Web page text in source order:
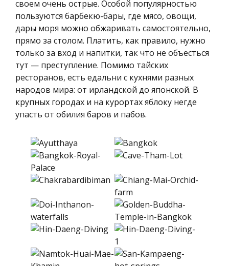
своем очень острые. Особой популярностью
пользуются барбекю-бары, где мясо, овощи,
дары моря можно обжаривать самостоятельно,
прямо за столом. Платить, как правило, нужно
только за вход и напитки, так что не объесться
тут — преступление. Помимо тайских
ресторанов, есть едальни с кухнями разных
народов мира: от ирландской до японской. В
крупных городах и на курортах яблоку негде
упасть от обилия баров и пабов.